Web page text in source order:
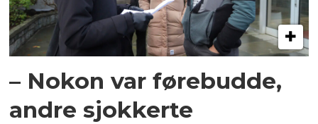
– Nokon var førebudde,
andre sjokkerte